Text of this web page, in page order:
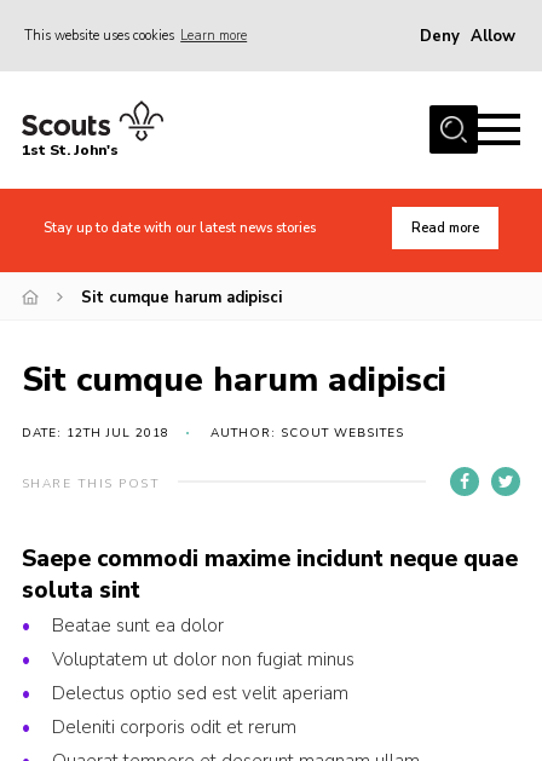
This website uses cookies Learn more Deny Allow
Home
About Us
Join
Gallery
Contact
Cookies
1st St. John's
Stay up to date with our latest news stories Read more
Sit cumque harum adipisci
Sit cumque harum adipisci
DATE: 12TH JUL 2018 AUTHOR: SCOUT WEBSITES
SHARE THIS POST
Saepe commodi maxime incidunt neque quae
soluta sint
Beatae sunt ea dolor
Voluptatem ut dolor non fugiat minus
Delectus optio sed est velit aperiam
Deleniti corporis odit et rerum